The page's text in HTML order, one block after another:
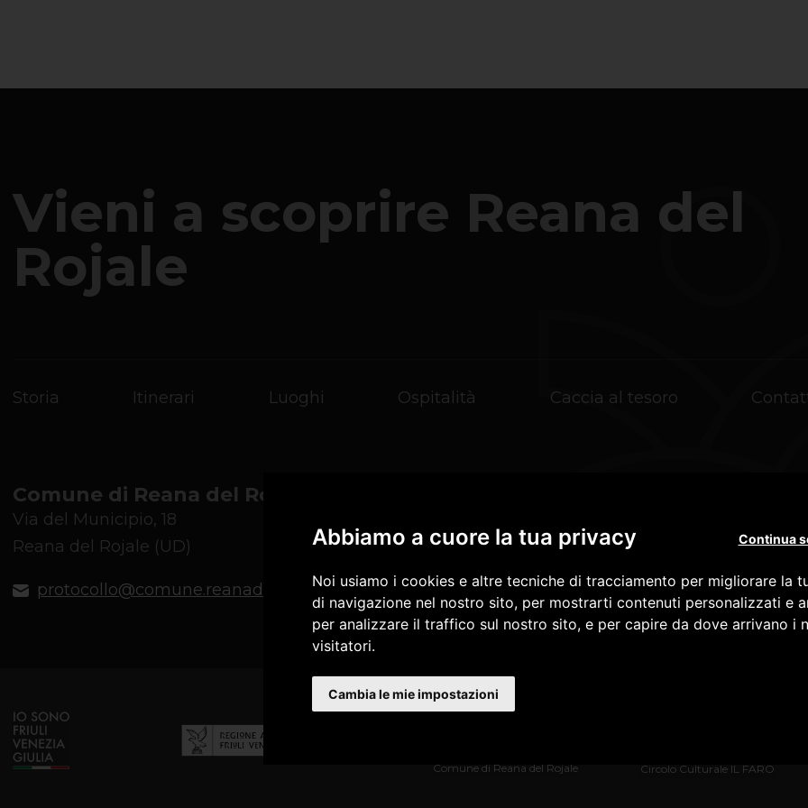
Abbiamo a cuore la tua privacy
Noi usiamo i cookies e altre tecniche di tracciamento per migliorare la
di navigazione nel nostro sito, per mostrarti contenuti personalizzati e
per analizzare il traffico sul nostro sito, e per capire da dove arrivano i
visitatori.
Continua
Cambia le mie impostazioni
Storia Itinerari Luoghi Ospitalità Caccia al tesoro
Vieni a scoprire Reana del
Rojale
Comune di Reana del Rojale
Via del Municipio, 18
Reana del Rojale (UD)
protocollo@comune.reanadelrojale.ud.it
Comune di Reana del Rojale Circolo Culturale IL FARO